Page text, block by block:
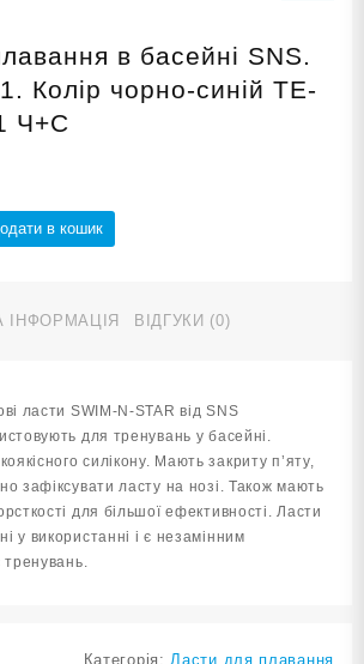
в басейні SNS.
Колір чорно-синій TE-
Ч+С
в кошик
ІНФОРМАЦІЯ ВІДГУКИ (0)
ласти SWIM-N-STAR від SNS
для тренувань у басейні.
силікону. Мають закриту п’яту,
зафіксувати ласту на нозі. Також мають
для більшої ефективності. Ласти
у використанні і є незамінним
тренувань.
Категорія:Ласти для плавання